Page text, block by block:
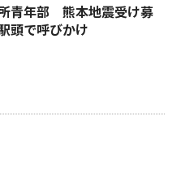
青年部 熊本地震受け募
頭で呼びかけ